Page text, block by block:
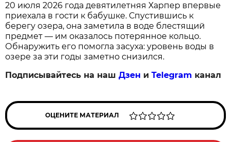
20 июля 2026 года девятилетняя Харпер впервые
приехала в гости к бабушке. Спустившись к
берегу озера, она заметила в воде блестящий
предмет — им оказалось потерянное кольцо.
Обнаружить его помогла засуха: уровень воды в
озере за эти годы заметно снизился.
Подписывайтесь на нашДзен иTelegram канал
ОЦЕНИТЕ МАТЕРИАЛ